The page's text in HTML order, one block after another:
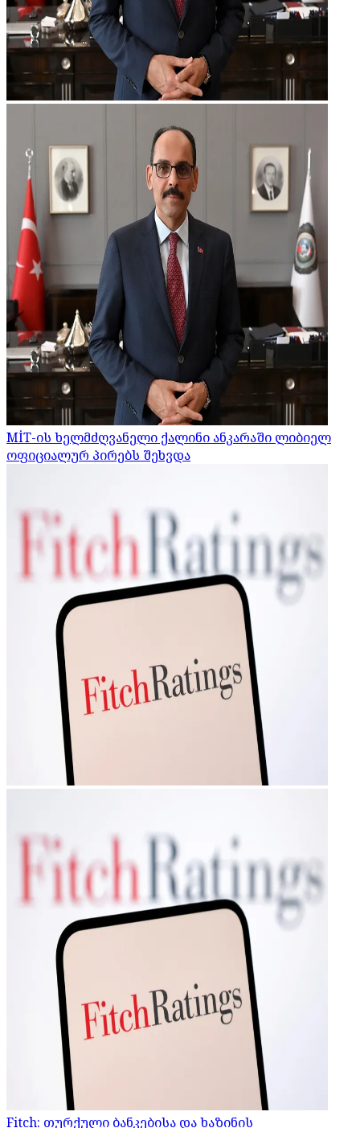
MİT-ის ხელმძღვანელი ქალინი ანკარაში ლიბიელ
ოფიციალურ პირებს შეხვდა
Fitch: თურქული ბანკებისა და ხაზინის